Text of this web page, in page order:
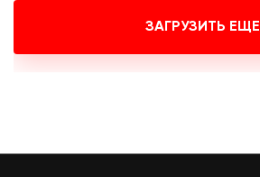
ЗАГРУЗИТЬ ЕЩЕ